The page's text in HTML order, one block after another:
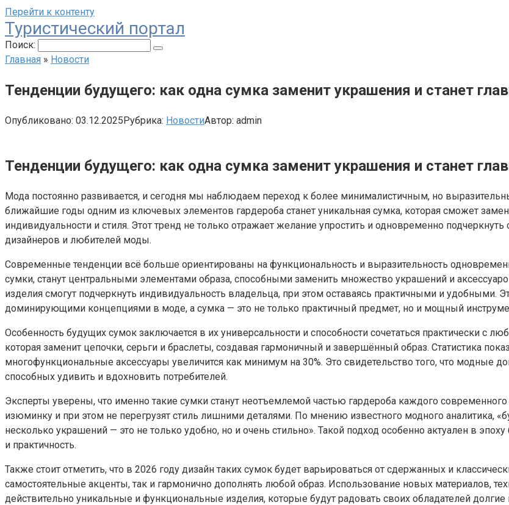
Перейти к контенту
Туристический портал
Поиск:
Главная » Новости
Тенденции будущего: как одна сумка заменит украшения и станет
Опубликовано: 03.12.2025Рубрика: НовостиАвтор: admin
Тенденции будущего: как одна сумка заменит украшения и станет
Мода постоянно развивается, и сегодня мы наблюдаем переход к более минималистичным, но
ближайшие годы одним из ключевых элементов гардероба станет уникальная сумка, которая сможет
индивидуальности и стиля. Этот тренд не только отражает желание упростить и одновременно
дизайнеров и любителей моды.
Современные тенденции всё больше ориентированы на функциональность и выразительность
сумки, станут центральными элементами образа, способными заменить множество украшений и
изделия смогут подчеркнуть индивидуальность владельца, при этом оставаясь практичными и удобными.
доминирующими концепциями в моде, а сумка — это не только практичный предмет, но и мощный
Особенность будущих сумок заключается в их универсальности и способности сочетаться практически
которая заменит цепочки, серьги и браслеты, создавая гармоничный и завершённый образ. Статистика
многофункциональные аксессуары увеличится как минимум на 30%. Это свидетельство того, что модные
способных удивить и вдохновить потребителей.
Эксперты уверены, что именно такие сумки станут неотъемлемой частью гардероба каждого
изюминку и при этом не перегрузят стиль лишними деталями. По мнению известного модного аналитика,
несколько украшений — это не только удобно, но и очень стильно». Такой подход особенно актуален в
и практичность.
Также стоит отметить, что в 2026 году дизайн таких сумок будет варьироваться от сдержанных и
самостоятельные акценты, так и гармонично дополнять любой образ. Использование новых материалов,
действительно уникальные и функциональные изделия, которые будут радовать своих обладателей долгие